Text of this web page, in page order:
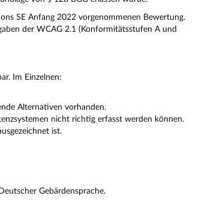
SE Anfang 2022 vorgenommenen Bewertung.
der WCAG 2.1 (Konformitätsstufen A und
Im Einzelnen:
Alternativen vorhanden.
nicht richtig erfasst werden können.
ist.
Gebärdensprache.